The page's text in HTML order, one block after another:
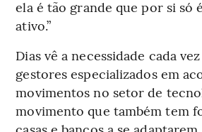
ela é tão grande que por si só
ativo.”
Dias vê a necessidade cada
gestores especializados em
movimentos no setor de
movimento que também tem
casas e bancos a se